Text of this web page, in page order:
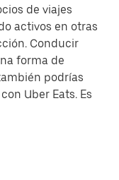
de viajes
activos en otras
Conducir
forma de
podrías
Uber Eats. Es